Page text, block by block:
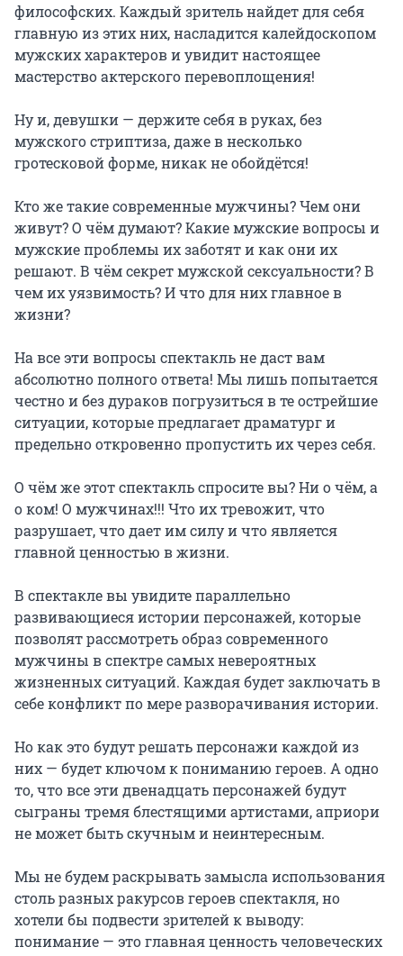
философских. Каждый зритель найдет для себя
главную из этих них, насладится калейдоскопом
мужских характеров и увидит настоящее
мастерство актерского перевоплощения!
Ну и, девушки — держите себя в руках, без
мужского стриптиза, даже в несколько
гротесковой форме, никак не обойдётся!
Кто же такие современные мужчины? Чем они
живут? О чём думают? Какие мужские вопросы и
мужские проблемы их заботят и как они их
решают. В чём секрет мужской сексуальности? В
чем их уязвимость? И что для них главное в
жизни?
На все эти вопросы спектакль не даст вам
абсолютно полного ответа! Мы лишь попытается
честно и без дураков погрузиться в те острейшие
ситуации, которые предлагает драматург и
предельно откровенно пропустить их через себя.
О чём же этот спектакль спросите вы? Ни о чём, а
о ком! О мужчинах!!! Что их тревожит, что
разрушает, что дает им силу и что является
главной ценностью в жизни.
В спектакле вы увидите параллельно
развивающиеся истории персонажей, которые
позволят рассмотреть образ современного
мужчины в спектре самых невероятных
жизненных ситуаций. Каждая будет заключать в
себе конфликт по мере разворачивания истории.
Но как это будут решать персонажи каждой из
них — будет ключом к пониманию героев. А одно
то, что все эти двенадцать персонажей будут
сыграны тремя блестящими артистами, априори
не может быть скучным и неинтересным.
Мы не будем раскрывать замысла использования
столь разных ракурсов героев спектакля, но
хотели бы подвести зрителей к выводу:
понимание — это главная ценность человеческих